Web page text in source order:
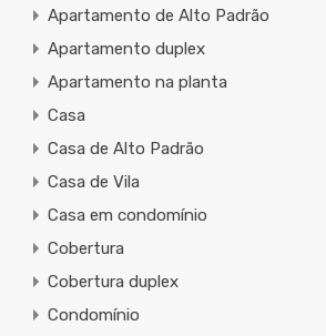
Apartamento de Alto Padrão
Apartamento duplex
Apartamento na planta
Casa
Casa de Alto Padrão
Casa de Vila
Casa em condomínio
Cobertura
Cobertura duplex
Condomínio